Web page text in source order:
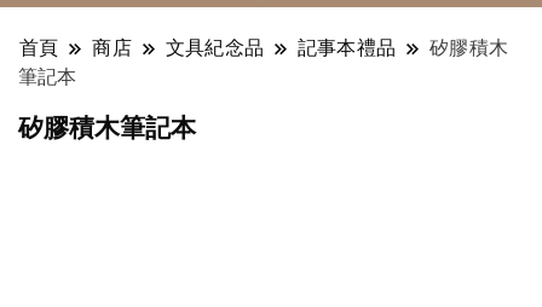
首頁 商店 文具紀念品 記事本禮品
矽膠積木
筆記本
矽膠積木筆記本